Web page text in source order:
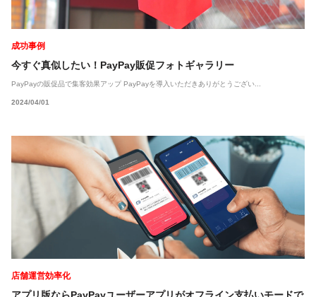
成功事例
今すぐ真似したい！PayPay販促フォトギャラリー
PayPayの販促品で集客効果アップ PayPayを導入いただきありがとうござい...
2024/04/01
店舗運営効率化